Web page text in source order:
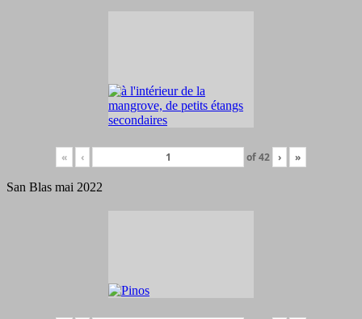
« ‹ of42 › »
San Blas mai 2022